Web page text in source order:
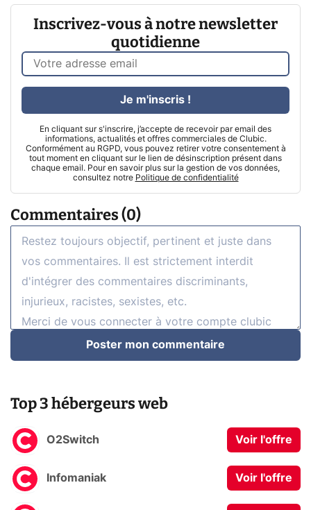
Inscrivez-vous à notre newsletter
quotidienne
En cliquant sur s'inscrire, j’accepte de recevoir par email des
informations, actualités et offres commerciales de Clubic.
Conformément au RGPD, vous pouvez retirer votre consentement à
tout moment en cliquant sur le lien de désinscription présent dans
chaque email. Pour en savoir plus sur la gestion de vos données,
consultez notre Politique de confidentialité
Je m'inscris !
Commentaires (0)
Poster mon commentaire
Top 3 hébergeurs web
O2Switch Voir l'offre
Infomaniak Voir l'offre